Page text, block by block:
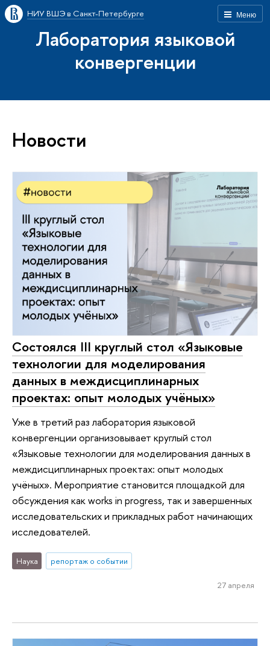
Меню
НИУ ВШЭ в Санкт-Петербурге
Лаборатория языковой
конвергенции
Новости
Состоялся III круглый стол «Языковые
технологии для моделирования
данных в междисциплинарных
проектах: опыт молодых учёных»
Уже в третий раз лаборатория языковой
конвергенции организовывает круглый стол
«Языковые технологии для моделирования данных в
междисциплинарных проектах: опыт молодых
учёных». Мероприятие становится площадкой для
обсуждения как works in progress, так и завершенных
исследовательских и прикладных работ начинающих
исследователей.
Наука репортаж о событии
27 апреля